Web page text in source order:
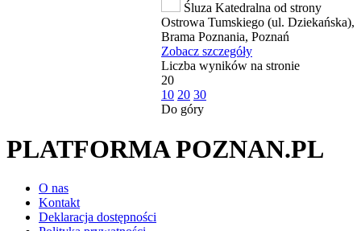
Śluza Katedralna od strony
Ostrowa Tumskiego (ul. Dziekańska),
Brama Poznania, Poznań
Zobacz szczegóły
Liczba wyników na stronie
20
10 20 30
Do góry
PLATFORMA POZNAN.PL
O nas
Kontakt
Deklaracja dostępności